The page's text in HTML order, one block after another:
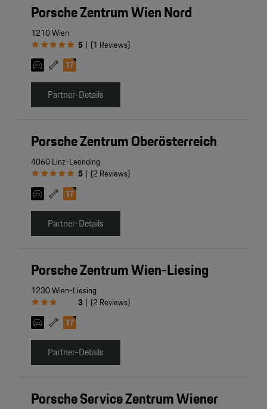
Porsche Zentrum Wien Nord
1210 Wien
5 | (1 Reviews)
Partner-Details
Porsche Zentrum Oberösterreich
4060 Linz-Leonding
5 | (2 Reviews)
Partner-Details
Porsche Zentrum Wien-Liesing
1230 Wien-Liesing
3 | (2 Reviews)
Partner-Details
Porsche Service Zentrum Wiener